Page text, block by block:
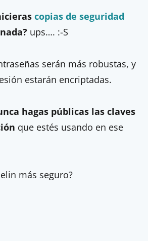
copias de seguridad
ups…. :-S
serán más robustas, y
estarán encriptadas.
hagas públicas las claves
que estés usando en ese
más seguro?